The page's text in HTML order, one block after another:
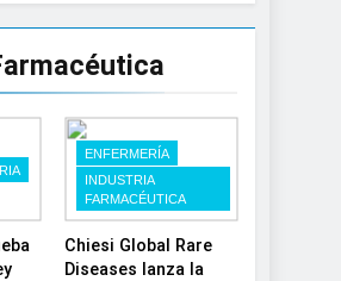
ENFERMERÍA
INDUSTRIA
FARMACÉUTICA
Chiesi Global Rare
Diseases lanza la